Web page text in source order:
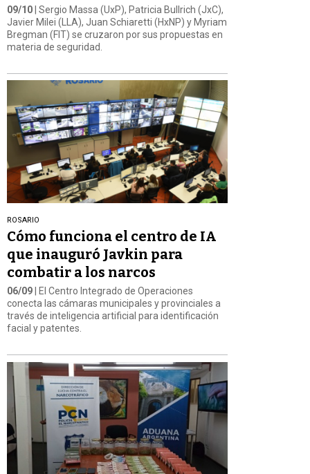
09/10 | Sergio Massa (UxP), Patricia Bullrich (JxC),
Javier Milei (LLA), Juan Schiaretti (HxNP) y Myriam
Bregman (FIT) se cruzaron por sus propuestas en
materia de seguridad.
ROSARIO
Cómo funciona el centro de IA
que inauguró Javkin para
combatir a los narcos
06/09 | El Centro Integrado de Operaciones
conecta las cámaras municipales y provinciales a
través de inteligencia artificial para identificación
facial y patentes.